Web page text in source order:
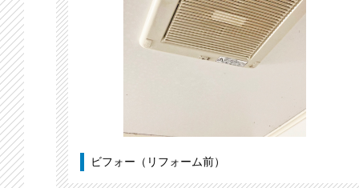
ビフォー（リフォーム前）